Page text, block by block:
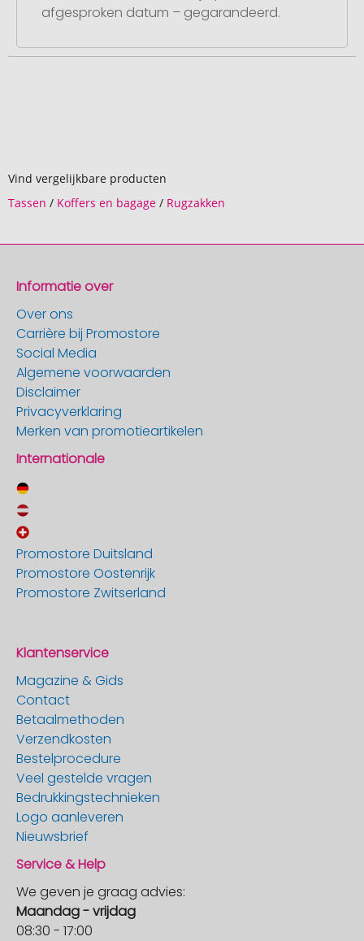
afgesproken datum – gegarandeerd.
Vind vergelijkbare producten
Tassen / Koffers en bagage / Rugzakken
Informatie over
Over ons
Carrière bij Promostore
Social Media
Algemene voorwaarden
Disclaimer
Privacyverklaring
Merken van promotieartikelen
Internationale
Promostore Duitsland
Promostore Oostenrijk
Promostore Zwitserland
Klantenservice
Magazine & Gids
Contact
Betaalmethoden
Verzendkosten
Bestelprocedure
Veel gestelde vragen
Bedrukkingstechnieken
Logo aanleveren
Nieuwsbrief
Service & Help
We geven je graag advies:
Maandag - vrijdag
08:30 - 17:00